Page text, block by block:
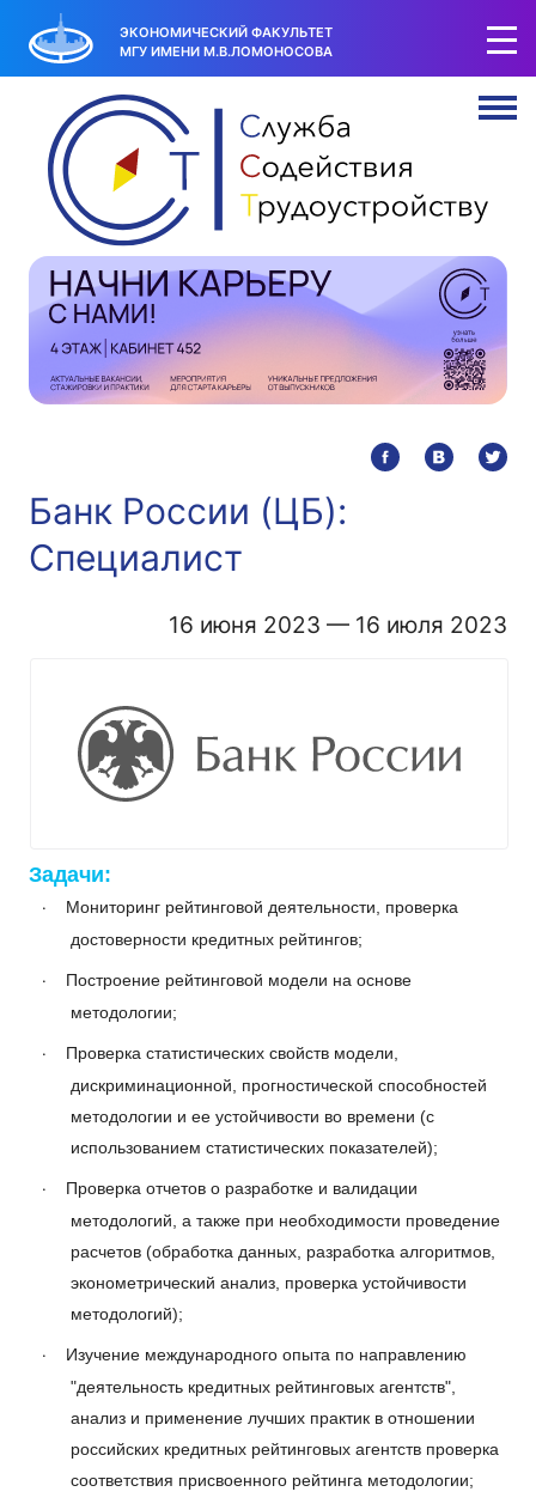
ЭКОНОМИЧЕСКИЙ ФАКУЛЬТЕТ
МГУ ИМЕНИ М.В.ЛОМОНОСОВА
Банк России (ЦБ):
Специалист
16 июня 2023 — 16 июля 2023
Задачи:
·
Мониторинг рейтинговой деятельности, проверка
достоверности кредитных рейтингов;
·
Построение рейтинговой модели на основе
методологии;
·
Проверка статистических свойств модели,
дискриминационной, прогностической способностей
методологии и ее устойчивости во времени (с
использованием статистических показателей);
·
Проверка отчетов о разработке и валидации
методологий, а также при необходимости проведение
расчетов (обработка данных, разработка алгоритмов,
эконометрический анализ, проверка устойчивости
методологий);
·
Изучение международного опыта по направлению
"деятельность кредитных рейтинговых агентств",
анализ и применение лучших практик в отношении
российских кредитных рейтинговых агентств проверка
соответствия присвоенного рейтинга методологии;